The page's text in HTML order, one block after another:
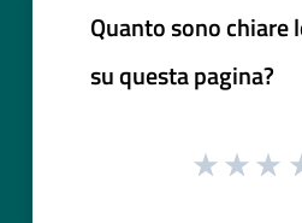
Quanto sono
su questa pagina?